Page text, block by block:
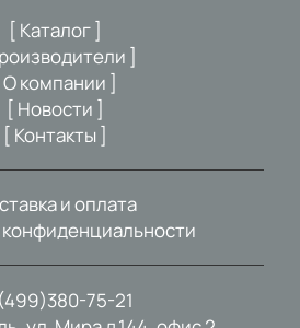
75-21
[ Каталог ]
]
О компании ]
[ Новости ]
[ Контакты ]
и оплата